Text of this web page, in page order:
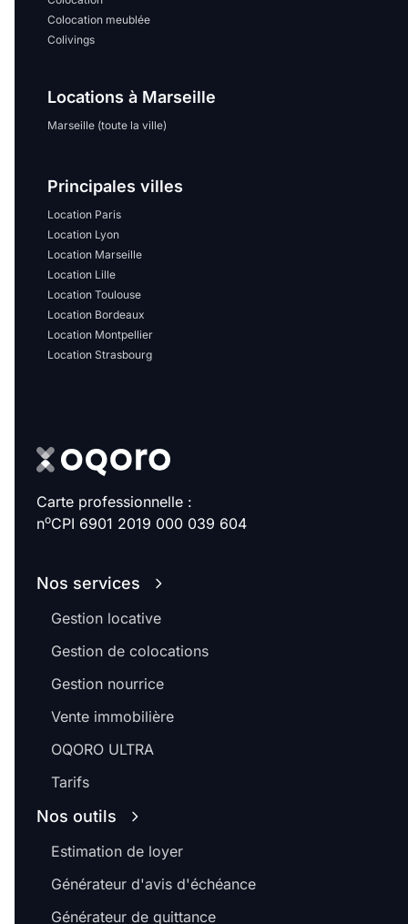
Colocation meublée
Colivings
Locations à Marseille
Marseille (toute la ville)
Principales villes
Location Paris
Location Lyon
Location Marseille
Location Lille
Location Toulouse
Location Bordeaux
Location Montpellier
Location Strasbourg
Carte professionnelle :
noCPI 6901 2019 000 039 604
Nos services
Gestion locative
Gestion de colocations
Gestion nourrice
Vente immobilière
OQORO ULTRA
Tarifs
Nos outils
Estimation de loyer
Générateur d'avis d'échéance
Générateur de quittance